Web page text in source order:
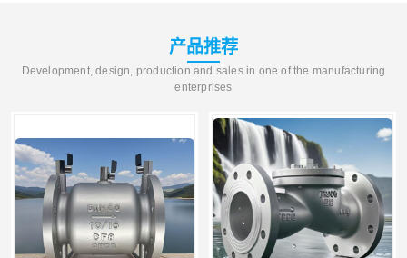
产品推荐
Development, design, production and sales in one of the manufacturing
enterprises